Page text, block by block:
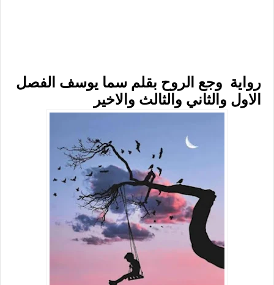
رواية وجع الروح بقلم سما يوسف الفصل
الاول والثاني والثالث والاخير